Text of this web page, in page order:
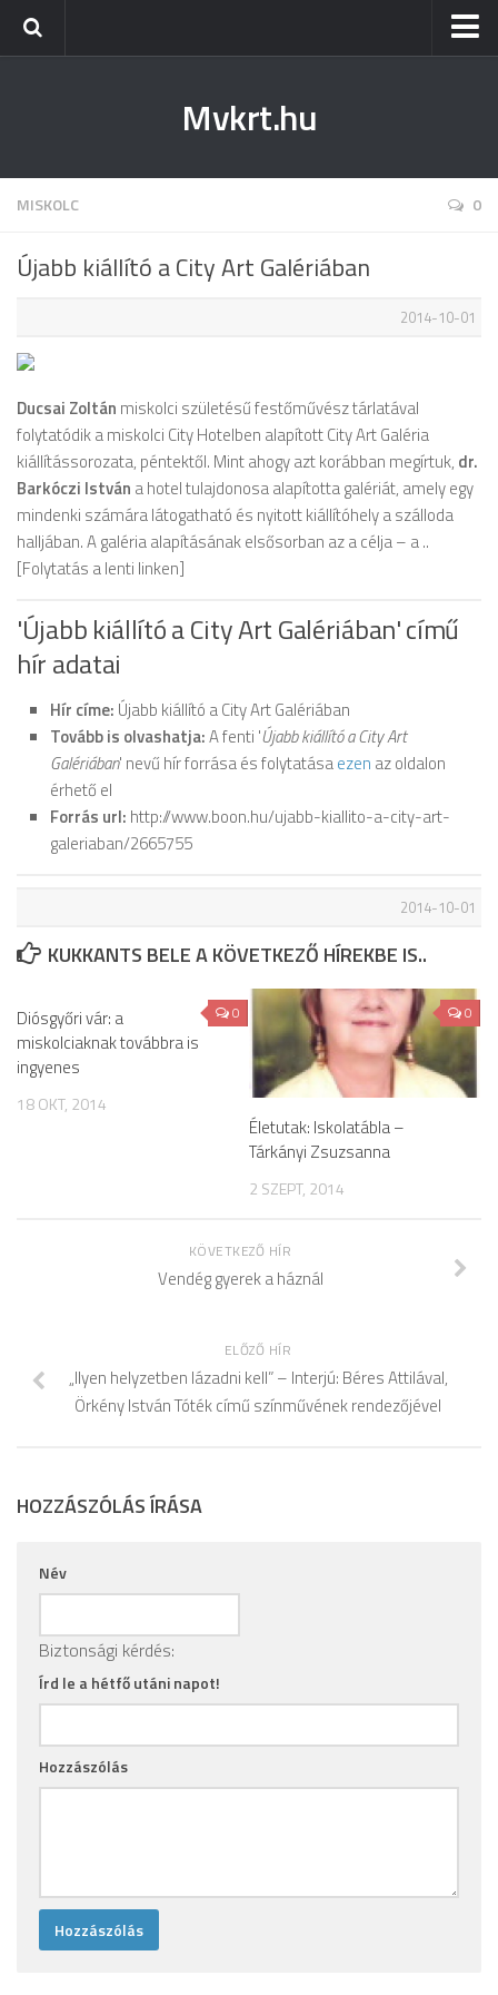
Tiszaújváros
Kazincbarcika
Életmód
Mvkrt.hu
MISKOLC 0
Újabb kiállító a City Art Galériában
2014-10-01
Ducsai Zoltán miskolci születésű festőművész tárlatával
folytatódik a miskolci City Hotelben alapított City Art Galéria
kiállítássorozata, péntektől. Mint ahogy azt korábban megírtuk, dr.
Barkóczi István a hotel tulajdonosa alapította galériát, amely egy
mindenki számára látogatható és nyitott kiállítóhely a szálloda
halljában. A galéria alapításának elsősorban az a célja – a ..
[Folytatás a lenti linken]
'Újabb kiállító a City Art Galériában' című
hír adatai
Hír címe: Újabb kiállító a City Art Galériában
Tovább is olvashatja:A fenti 'Újabb kiállító a City Art
Galériában' nevű hír forrása és folytatásaezen az oldalon
érhető el
Forrás url: http://www.boon.hu/ujabb-kiallito-a-city-art-
galeriaban/2665755
2014-10-01
KUKKANTS BELE A KÖVETKEZŐ HÍREKBE IS..
0
Diósgyőri vár: a
miskolciaknak továbbra is
ingyenes
18 OKT, 2014
0
Életutak: Iskolatábla –
Tárkányi Zsuzsanna
2 SZEPT, 2014
KÖVETKEZŐ HÍR
Vendég gyerek a háznál
ELŐZŐ HÍR
„Ilyen helyzetben lázadni kell” – Interjú: Béres Attilával,
Örkény István Tóték című színművének rendezőjével
HOZZÁSZÓLÁS ÍRÁSA
Név
Biztonsági kérdés:
Írd le a hétfő utáni napot!
Hozzászólás